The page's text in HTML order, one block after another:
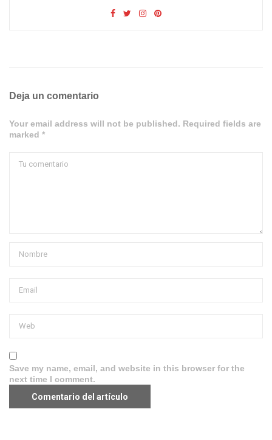
Deja un comentario
Your email address will not be published. Required fields are
marked *
Save my name, email, and website in this browser for the
next time I comment.